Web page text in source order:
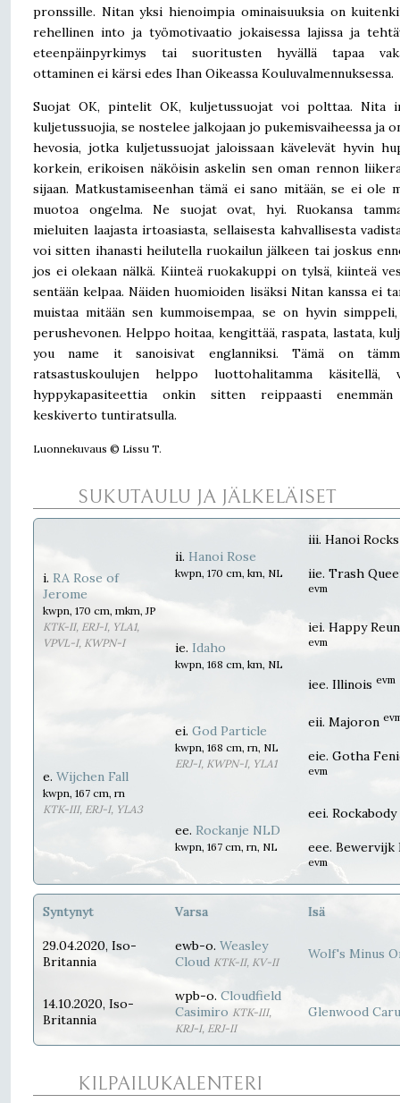
pronssille. Nitan yksi hienoimpia ominaisuuksia on
rehellinen into ja työmotivaatio jokaisessa lajissa ja
eteenpäinpyrkimys tai suoritusten hyvällä tapaa
ottaminen ei kärsi edes Ihan Oikeassa Kouluvalmennuksessa.
Suojat OK, pintelit OK, kuljetussuojat voi polttaa. Nita
kuljetussuojia, se nostelee jalkojaan jo pukemisvaiheessa ja
hevosia, jotka kuljetussuojat jaloissaan kävelevät hyvin
korkein, erikoisen näköisin askelin sen oman rennon
sijaan. Matkustamiseenhan tämä ei sano mitään, se ei ole
muotoa ongelma. Ne suojat ovat, hyi. Ruokansa
mieluiten laajasta irtoasiasta, sellaisesta kahvallisesta
voi sitten ihanasti heilutella ruokailun jälkeen tai joskus
jos ei olekaan nälkä. Kiinteä ruokakuppi on tylsä, kiinteä
sentään kelpaa. Näiden huomioiden lisäksi Nitan kanssa ei
muistaa mitään sen kummoisempaa, se on hyvin
perushevonen. Helppo hoitaa, kengittää, raspata, lastata,
you name it sanoisivat englanniksi. Tämä on
ratsastuskoulujen helppo luottohalitamma käsitellä,
hyppykapasiteettia onkin sitten reippaasti
keskiverto tuntiratsulla.
Luonnekuvaus © Lissu T.
SUKUTAULU JA JÄLKELÄISET
i. RA Rose of
Jerome
kwpn, 170 cm, mkm, JP
KTK-II, ERJ-I, YLA1,
VPVL-I, KWPN-I
ii. Hanoi Rose
kwpn, 170 cm, km, NL
iii. Hanoi
iie. Trash
evm
ie. Idaho
kwpn, 168 cm, km, NL
iei. Happy
evm
iee. Illinois evm
e. Wijchen Fall
kwpn, 167 cm, rn
KTK-III, ERJ-I, YLA3
ei. God Particle
kwpn, 168 cm, rn, NL
ERJ-I, KWPN-I, YLA1
eii. Majoron
eie. Gotha
evm
ee. Rockanje NLD
kwpn, 167 cm, rn, NL
eei. Rockabody
eee. Bewervijk
evm
Syntynyt Varsa Isä
29.04.2020, Iso-
Britannia
ewb-o. Weasley
Cloud KTK-II, KV-II
Wolf's Minus
14.10.2020, Iso-
Britannia
wpb-o. Cloudfield
Casimiro KTK-III,
KRJ-I, ERJ-II
Glenwood
KILPAILUKALENTERI